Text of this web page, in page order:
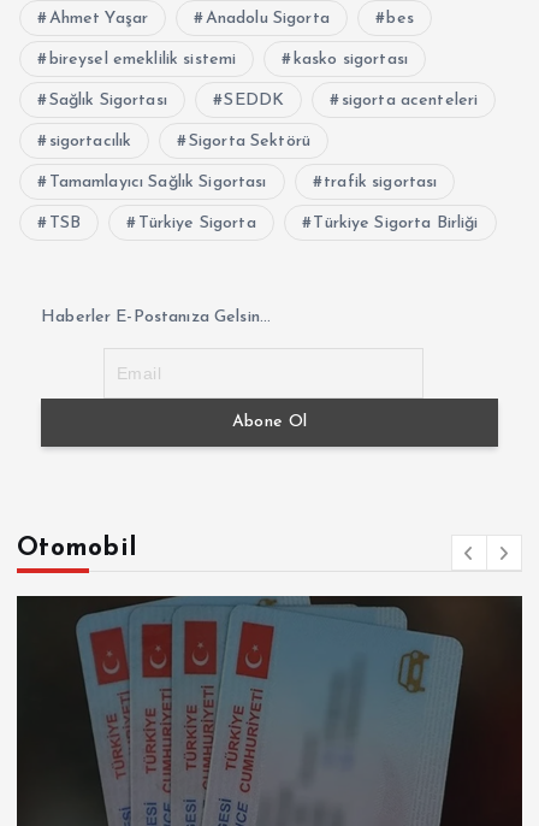
Ahmet Yaşar Anadolu Sigorta bes
bireysel emeklilik sistemi kasko sigortası
Sağlık Sigortası SEDDK sigorta acenteleri
sigortacılık Sigorta Sektörü
Tamamlayıcı Sağlık Sigortası trafik sigortası
TSB Türkiye Sigorta Türkiye Sigorta Birliği
Haberler E-Postanıza Gelsin...
Otomobil